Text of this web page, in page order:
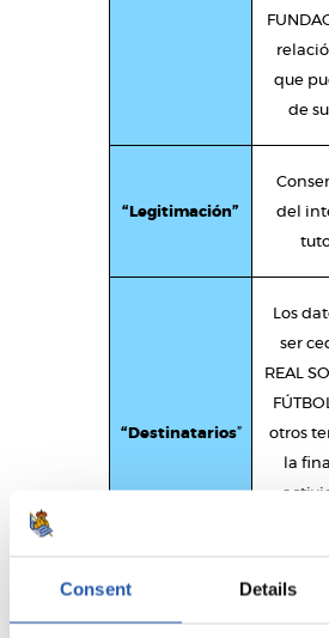
Consent Details
que
de
“Legitimación”
del
“Destinatarios”
Los
ser
REAL
otros
la